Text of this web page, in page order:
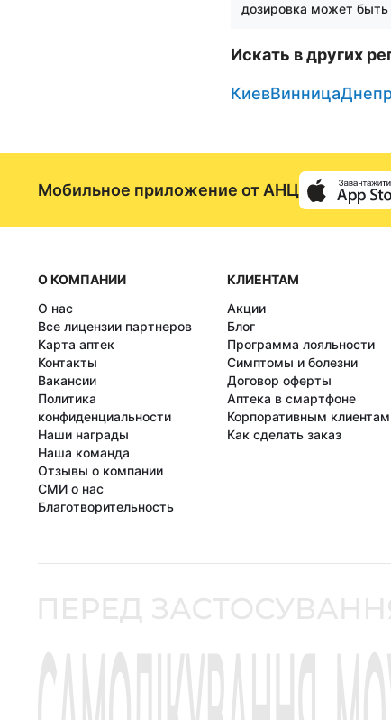
дозировка может быть
Искать в других
КиевВинница
Мобильное приложение от АНЦ
О КОМПАНИИ
О нас
Все лицензии партнеров
Карта аптек
Контакты
Вакансии
Политика
конфиденциальности
Наши награды
Наша команда
Отзывы о компании
СМИ о нас
Благотворительность
КЛИЕНТАМ
Акции
Блог
Программа лояльности
Симптомы и болезни
Договор оферты
Аптека в смартфоне
Корпоративным клиентам
Как сделать заказ